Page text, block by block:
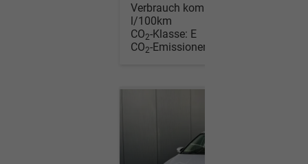
Verbrauch kombiniert:
l/100km
CO2-Klasse: E
CO2-Emissionen: